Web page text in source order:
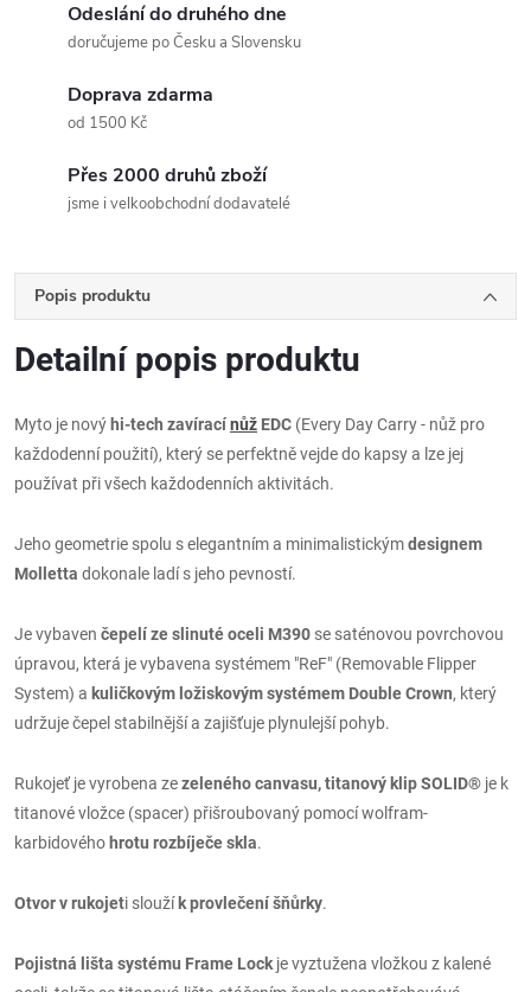
Odeslání do druhého dne
doručujeme po Česku a Slovensku
Doprava zdarma
od 1500 Kč
Přes 2000 druhů zboží
jsme i velkoobchodní dodavatelé
Popis produktu
Detailní popis produktu
Myto je nový hi-tech zavíracínůž EDC (Every Day Carry - nůž pro
každodenní použití), který se perfektně vejde do kapsy a lze jej
používat při všech každodenních aktivitách.
Jeho geometrie spolu s elegantním a minimalistickýmdesignem
Molletta dokonale ladí s jeho pevností.
Je vybaven čepelí ze slinuté oceli M390 se saténovou povrchovou
úpravou, která je vybavena systémem "ReF" (Removable Flipper
System) a kuličkovým ložiskovým systémem Double Crown, který
udržuje čepel stabilnější a zajišťuje plynulejší pohyb.
Rukojeť je vyrobena zezeleného canvasu, titanový klip SOLID® je k
titanové vložce (spacer) přišroubovaný pomocí wolfram-
karbidového hrotu rozbíječe skla.
Otvor v rukojeti slouží k provlečení šňůrky.
Pojistná lišta systému Frame Lock je vyztužena vložkou z kalené